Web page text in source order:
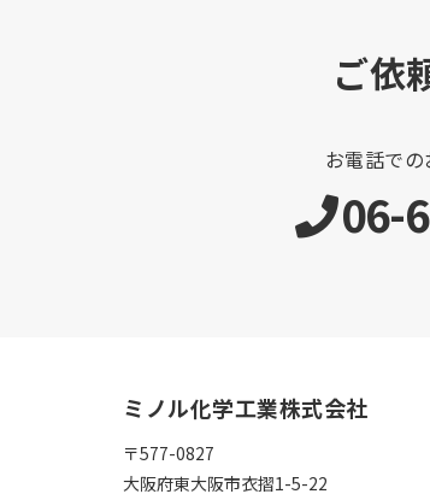
ご依
お電話で
06-
ミノル化学工業株式会社
〒577-0827
大阪府東大阪市衣摺1-5-22